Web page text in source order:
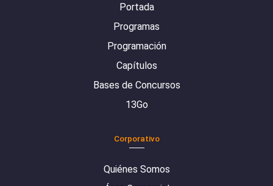
Portada
Programas
Programación
Capítulos
Bases de Concursos
13Go
Corporativo
Quiénes Somos